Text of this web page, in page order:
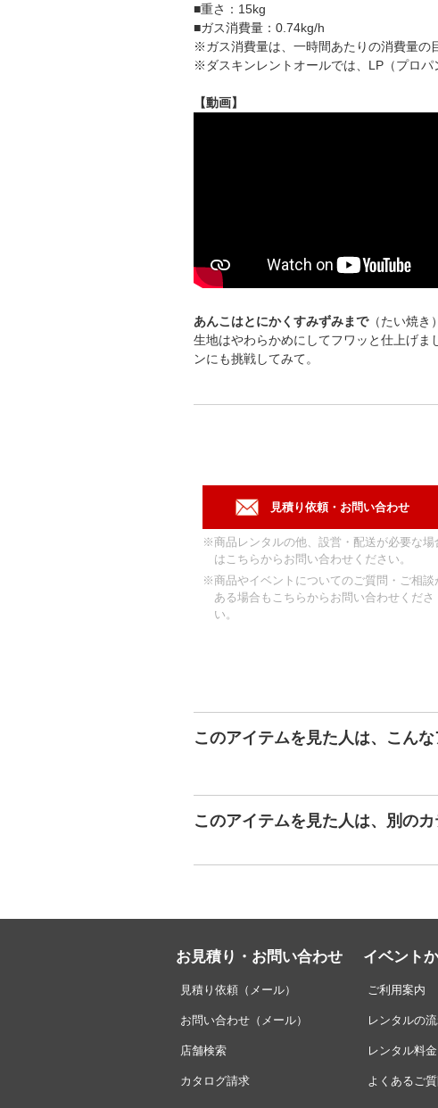
■重さ：15kg
■ガス消費量：0.74kg/h
※ガス消費量は、一時間あたりの消費量の
※ダスキンレントオールでは、LP（プロパ
【動画】
あんこはとにかくすみずみまで（たい焼き）
生地はやわらかめにしてフワッと仕上げま
ンにも挑戦してみて。
※商品レンタルの他、設営・配送が必要な場
はこちらからお問い合わせください。
※商品やイベントについてのご質問・ご相談
ある場合もこちらからお問い合わせくださ
い。
このアイテムを見た人は、こん
このアイテムを見た人は、別の
お見積り・お問い合わせ
見積り依頼（メール）
お問い合わせ（メール）
店舗検索
カタログ請求
イベント
ご利用案内
レンタルの
レンタル料金
よくあるご質